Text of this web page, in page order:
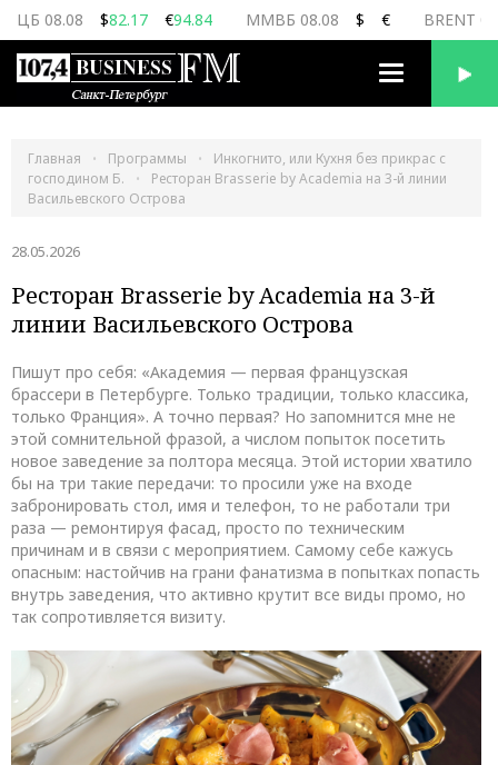
ЦБ 08.08 $82.17 €94.84 ММВБ 08.08 $ € BRENT
Переключить
Главная Программы
Инкогнито, или Кухня без прикрас с
господином Б.
Ресторан Brasserie by Academia на 3-й линии
Васильевского Острова
28.05.2026
Ресторан Brasserie by Academia на 3-й
линии Васильевского Острова
Пишут про себя: «Академия — первая французская
брассери в Петербурге. Только традиции, только классика,
только Франция». А точно первая? Но запомнится мне не
этой сомнительной фразой, а числом попыток посетить
новое заведение за полтора месяца. Этой истории хватило
бы на три такие передачи: то просили уже на входе
забронировать стол, имя и телефон, то не работали три
раза — ремонтируя фасад, просто по техническим
причинам и в связи с мероприятием. Самому себе кажусь
опасным: настойчив на грани фанатизма в попытках попасть
внутрь заведения, что активно крутит все виды промо, но
так сопротивляется визиту.